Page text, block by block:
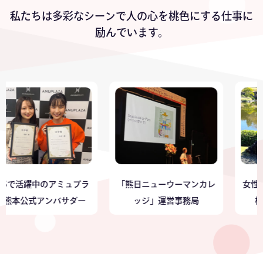
私たちは多彩なシーンで人の心を桃色にする仕事に
励んでいます。
活躍中のアミュプラ
公式アンバサダー
「熊日ニューウーマンカレ
ッジ」運営事務局
女性芸
梅ア